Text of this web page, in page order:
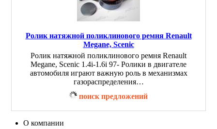
Ролик натяжной поликлинового ремня Renault
Megane, Scenic
Ролик натяжной поликлинового ремня Renault
Megane, Scenic 1.4i-1.6i 97- Ролики в двигателе
автомобиля играют важную роль в механизмах
газораспределения…
поиск предложений
О компании